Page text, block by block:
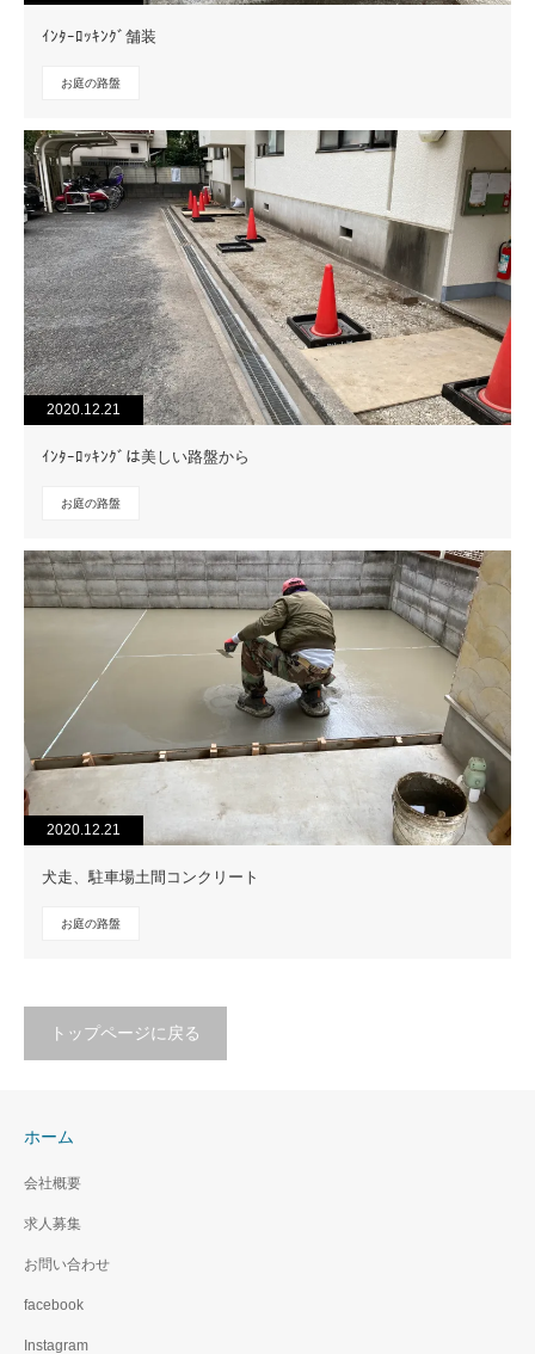
ｲﾝﾀｰﾛｯｷﾝｸﾞ舗装
お庭の路盤
2020.12.21
ｲﾝﾀｰﾛｯｷﾝｸﾞは美しい路盤から
お庭の路盤
2020.12.21
犬走、駐車場土間コンクリート
お庭の路盤
トップページに戻る
ホーム
会社概要
求人募集
お問い合わせ
facebook
Instagram